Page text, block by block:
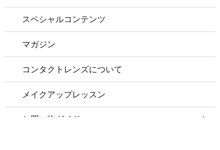
スペシャルコンテンツ
マガジン
コンタクトレンズについて
メイクアップレッスン
お買い物ガイド